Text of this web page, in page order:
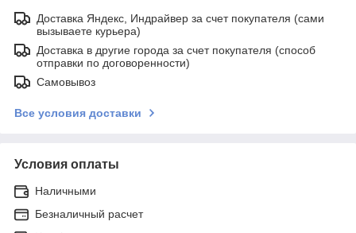
Доставка Яндекс, Индрайвер за счет покупателя (сами
вызываете курьера)
Доставка в другие города за счет покупателя (способ
отправки по договоренности)
Самовывоз
Все условия доставки
Условия оплаты
Наличными
Безналичный расчет